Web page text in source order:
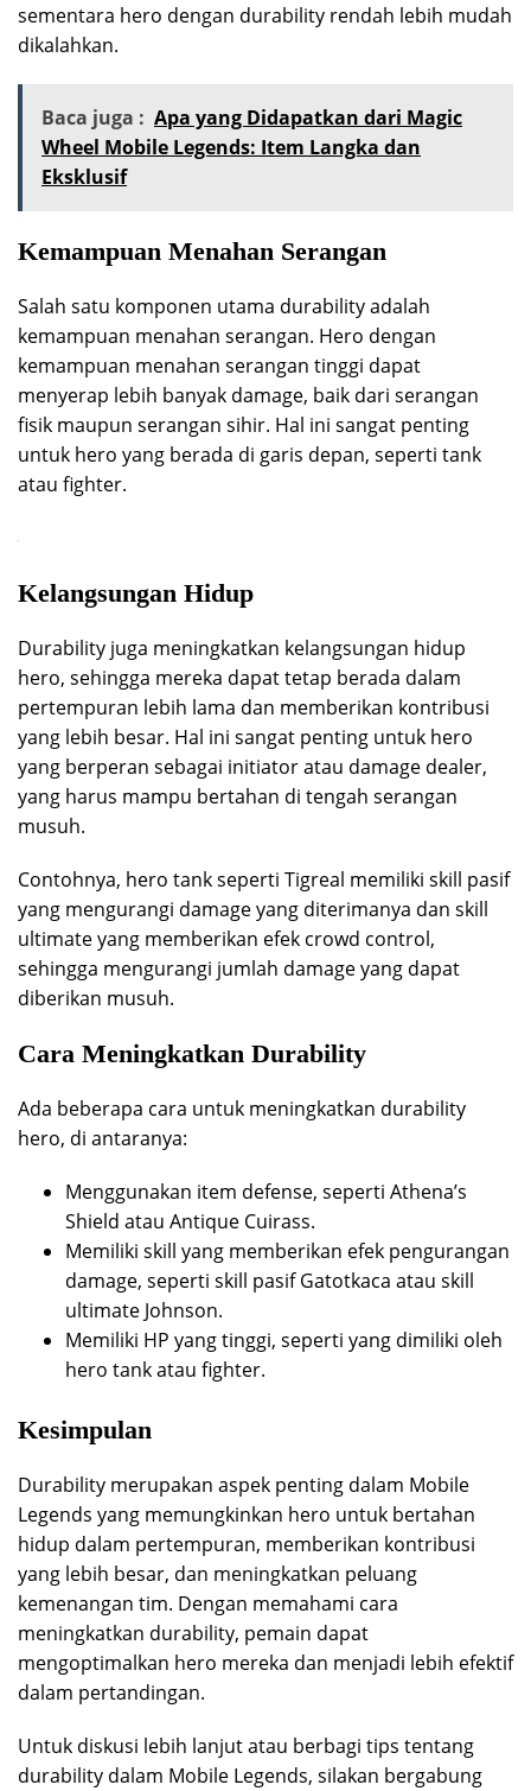
sementara hero dengan durability rendah lebih mudah
dikalahkan.
Baca juga : Apa yang Didapatkan dari Magic
Wheel Mobile Legends: Item Langka dan
Eksklusif
Kemampuan Menahan Serangan
Salah satu komponen utama durability adalah
kemampuan menahan serangan. Hero dengan
kemampuan menahan serangan tinggi dapat
menyerap lebih banyak damage, baik dari serangan
fisik maupun serangan sihir. Hal ini sangat penting
untuk hero yang berada di garis depan, seperti tank
atau fighter.
Kelangsungan Hidup
Durability juga meningkatkan kelangsungan hidup
hero, sehingga mereka dapat tetap berada dalam
pertempuran lebih lama dan memberikan kontribusi
yang lebih besar. Hal ini sangat penting untuk hero
yang berperan sebagai initiator atau damage dealer,
yang harus mampu bertahan di tengah serangan
musuh.
Contohnya, hero tank seperti Tigreal memiliki skill pasif
yang mengurangi damage yang diterimanya dan skill
ultimate yang memberikan efek crowd control,
sehingga mengurangi jumlah damage yang dapat
diberikan musuh.
Cara Meningkatkan Durability
Ada beberapa cara untuk meningkatkan durability
hero, di antaranya:
Menggunakan item defense, seperti Athena’s
Shield atau Antique Cuirass.
Memiliki skill yang memberikan efek pengurangan
damage, seperti skill pasif Gatotkaca atau skill
ultimate Johnson.
Memiliki HP yang tinggi, seperti yang dimiliki oleh
hero tank atau fighter.
Kesimpulan
Durability merupakan aspek penting dalam Mobile
Legends yang memungkinkan hero untuk bertahan
hidup dalam pertempuran, memberikan kontribusi
yang lebih besar, dan meningkatkan peluang
kemenangan tim. Dengan memahami cara
meningkatkan durability, pemain dapat
mengoptimalkan hero mereka dan menjadi lebih efektif
dalam pertandingan.
Untuk diskusi lebih lanjut atau berbagi tips tentang
durability dalam Mobile Legends, silakan bergabung